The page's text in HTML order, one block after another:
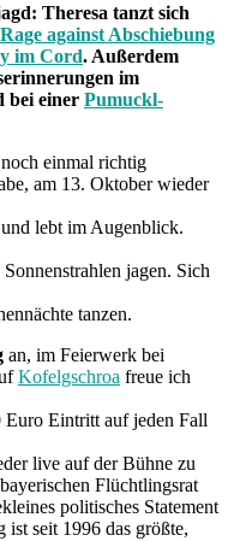
Theresa tanzt sich
against Abschiebung
im Cord. Außerdem
im
bei einer Pumuckl-
einmal richtig
am 13. Oktober wieder
lebt im Augenblick.
jagen. Sich
tanzen.
an, im Feierwerk bei
Kofelgschroa freue ich
Eintritt auf jeden Fall
live auf der Bühne zu
Flüchtlingsrat
politisches Statement
ist seit 1996 das größte,